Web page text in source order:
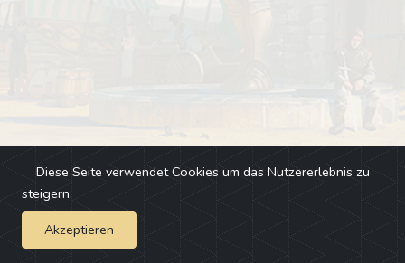
Impressum - Changelog
Diese Seite verwendet Cookies um das Nutzererlebnis zu
steigern.
Akzeptieren